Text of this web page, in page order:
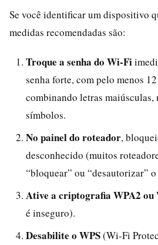
Se você identificar um dispositivo
medidas recomendadas são:
Troque a senha do Wi-Fi
senha forte, com pelo menos
combinando letras maiúsculas,
símbolos.
No painel do roteador,
desconhecido (muitos
“bloquear” ou “desautorizar”
Ative a criptografia WPA2 ou
é inseguro).
Desabilite o WPS(Wi-Fi